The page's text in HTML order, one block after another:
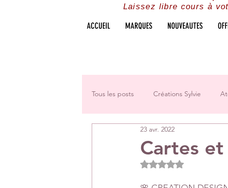
Laissez libre cours à
ACCUEIL MARQUES NOUVEAUTES
Tous les posts Créations Sylvie
Challenges groupe
Créations Les Papiers de Pandore
Cartes
23 avr. 2022
Noté NaN étoiles sur